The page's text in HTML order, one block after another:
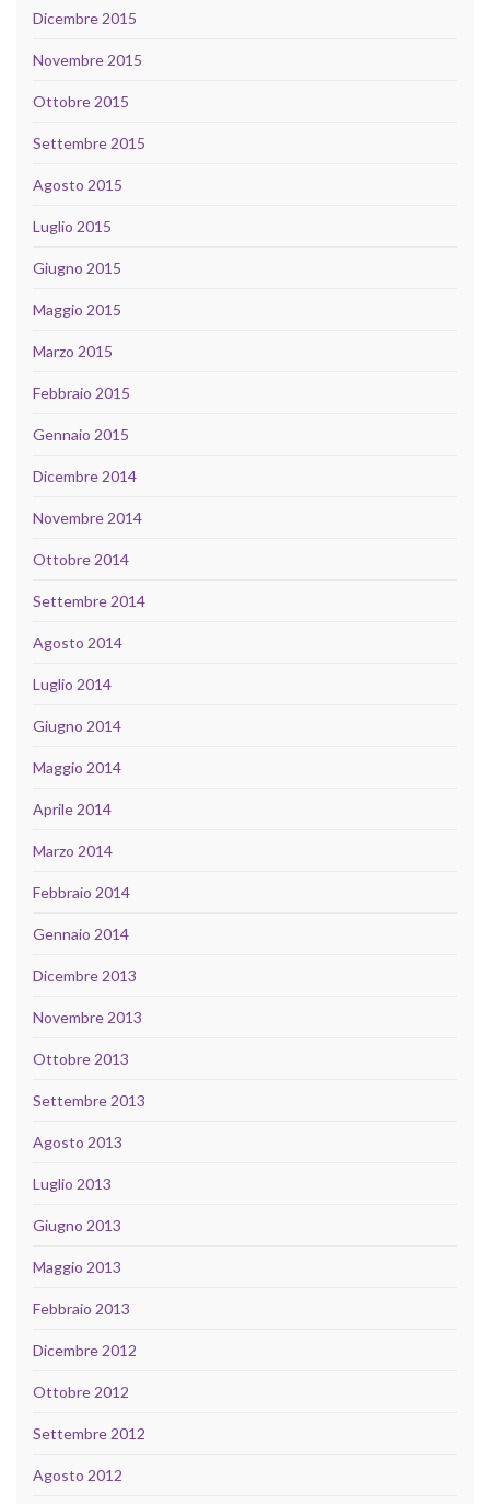
Dicembre 2015
Novembre 2015
Ottobre 2015
Settembre 2015
Agosto 2015
Luglio 2015
Giugno 2015
Maggio 2015
Marzo 2015
Febbraio 2015
Gennaio 2015
Dicembre 2014
Novembre 2014
Ottobre 2014
Settembre 2014
Agosto 2014
Luglio 2014
Giugno 2014
Maggio 2014
Aprile 2014
Marzo 2014
Febbraio 2014
Gennaio 2014
Dicembre 2013
Novembre 2013
Ottobre 2013
Settembre 2013
Agosto 2013
Luglio 2013
Giugno 2013
Maggio 2013
Febbraio 2013
Dicembre 2012
Ottobre 2012
Settembre 2012
Agosto 2012